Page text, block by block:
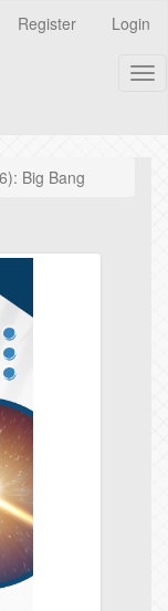
Register Login
Big Bang